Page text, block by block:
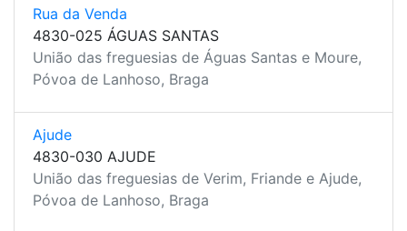
Rua da Venda
4830-025 ÁGUAS SANTAS
União das freguesias de Águas Santas e Moure,
Póvoa de Lanhoso, Braga
Ajude
4830-030 AJUDE
União das freguesias de Verim, Friande e Ajude,
Póvoa de Lanhoso, Braga